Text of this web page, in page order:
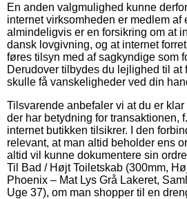
En anden valgmulighed kunne
internet virksomheden er medlem af
almindeligvis er en forsikring om at
dansk lovgivning, og at internet
føres tilsyn med af sagkyndige som
Derudover tilbydes du lejlighed til at
skulle få vanskeligheder ved din
Tilsvarende anbefaler vi at du er
der har betydning for transaktionen,
internet butikken tilsikrer. I den
relevant, at man altid beholder ens
altid vil kunne dokumentere sin
Til Bad / Højt Toiletskab (300mm,
Phoenix – Mat Lys Grå Lakeret,
Uge 37), om man shopper til en